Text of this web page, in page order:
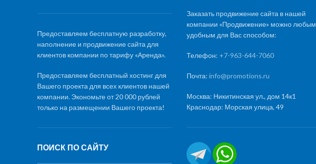
Предоставляем бесплатную разработку,
наполнение и продвижение сайта для
клиентов компании по тарифу «Аренда».
Предоставляем бесплатный хостинг для
Вашего проекта для всех клиентов нашей
компании. Экономьте от 20 000 рублей
только на размещении Вашего проекта!
ПОИСК ПО САЙТУ
Заказать продвижение сайта в нашей
компании «Продвижение» можно любым
удобным для Вас способом:
Телефон: +7-963-644-7060
Почта: info@promotions.ru
Москва: Никитинская ул., дом 14к1
Краснодар: Морская улица, 49